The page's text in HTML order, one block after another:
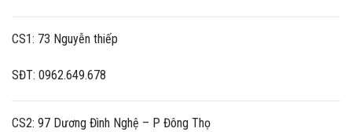
CS1: 73 Nguyễn thiếp
SĐT: 0962.649.678
CS2: 97 Dương Đình Nghệ – P Đông Thọ